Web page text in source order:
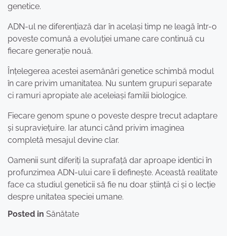
genetice.
ADN-ul ne diferențiază dar în același timp ne leagă într-o
poveste comună a evoluției umane care continuă cu
fiecare generație nouă.
Înțelegerea acestei asemănări genetice schimbă modul
în care privim umanitatea. Nu suntem grupuri separate
ci ramuri apropiate ale aceleiași familii biologice.
Fiecare genom spune o poveste despre trecut adaptare
și supraviețuire. Iar atunci când privim imaginea
completă mesajul devine clar.
Oamenii sunt diferiți la suprafață dar aproape identici în
profunzimea ADN-ului care îi definește. Această realitate
face ca studiul geneticii să fie nu doar știință ci și o lecție
despre unitatea speciei umane.
Posted in Sănătate